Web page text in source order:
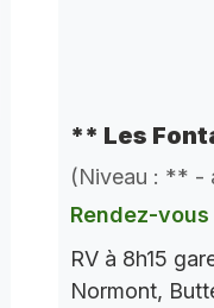
** Les
(Niveau : ** -
Rendez-
RV à 8h15
Normont,